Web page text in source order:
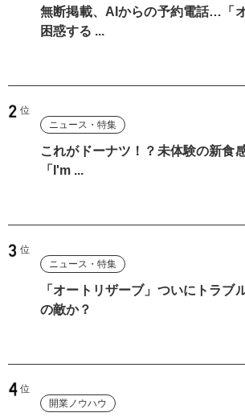
無断掲載、AIからの予約電話…「
困惑する ...
ニュース・特集
これがドーナツ！？未体験の新食
「I'm ...
ニュース・特集
「オートリザーブ」ついにトラ
の敵か？
開業ノウハウ